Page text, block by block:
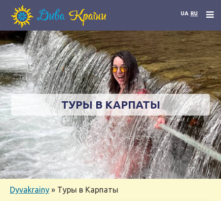
UA RU
ТУРЫ В КАРПАТЫ
Dyvakrainy » Туры в Карпаты